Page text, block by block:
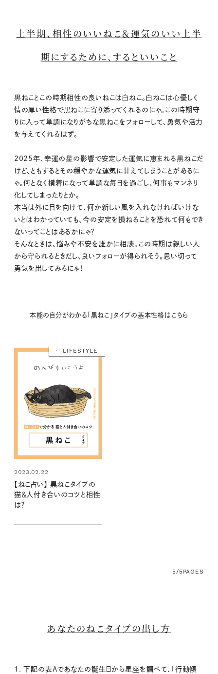
上半期、相性のいいねこ＆運気のいい上半
期にするために、するといいこと
黒ねことこの時期相性の良いねこは白ねこ。白ねこは心優しく
情の厚い性格で黒ねこに寄り添ってくれるのにゃ。この時期守
りに入って単調になりがちな黒ねこをフォローして、勇気や活力
を与えてくれるはず。
2025年、幸運の星の影響で安定した運気に恵まれる黒ねこだ
けど、ともするとその穏やかな運気に甘えてしまうことがあるに
ゃ。何となく横着になって単調な毎日を過ごし、何事もマンネリ
化してしまったりとか。
本当は外に目を向けて、何か新しい風を入れなければいけな
いとはわかっていても、今の安定を損ねることを恐れて何もでき
ないってことはあるかにゃ？
そんなときは、悩みや不安を誰かに相談。この時期は親しい人
から守られるときだし、良いフォローが得られそう。思い切って
勇気を出してみるにゃ！
本能の自分がわかる「黒ねこ」タイプの基本性格はこちら
LIFESTYLE
2023.02.22
【ねこ占い】 黒ねこタイプの
猫＆人付き合いのコツと相性
は？
5/5PAGES
あなたのねこタイプの出し方
1. 下記の表Aであなたの誕生日から星座を調べて、「行動傾